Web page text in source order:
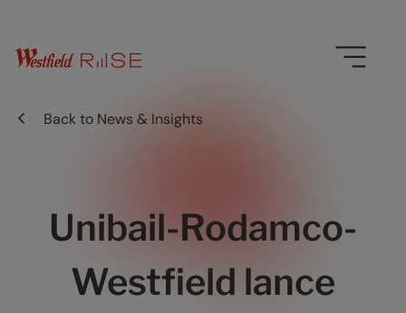
Back to News & Insights
Unibail-Rodamco-
Westfield lance